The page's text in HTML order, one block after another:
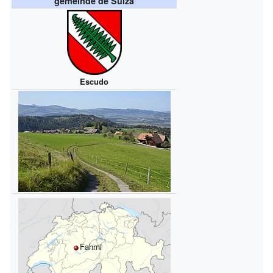
Escudo
Fahrni